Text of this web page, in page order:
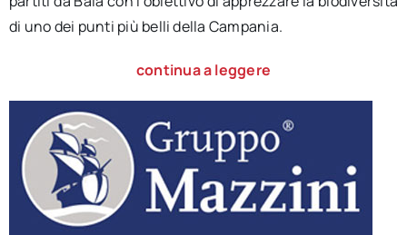
di uno dei punti più belli della Campania.
continua a leggere